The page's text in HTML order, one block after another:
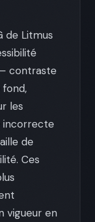
de Litmus
contraste
les
incorrecte
de
Ces
vigueur en